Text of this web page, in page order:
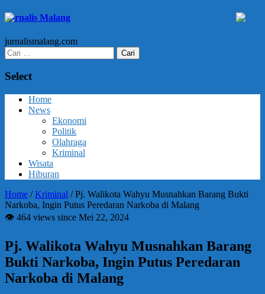
Jurnalis Malang
jurnalismalang.com
Cari
untuk:
Select
Home
News
Ekonomi
Politik
Olahraga
Kriminal
Wisata
Hiburan
Home /Kriminal /Pj. Walikota Wahyu Musnahkan Barang Bukti
Narkoba, Ingin Putus Peredaran Narkoba di Malang
👁 464 views since Mei 22, 2024
Pj. Walikota Wahyu Musnahkan Barang
Bukti Narkoba, Ingin Putus Peredaran
Narkoba di Malang